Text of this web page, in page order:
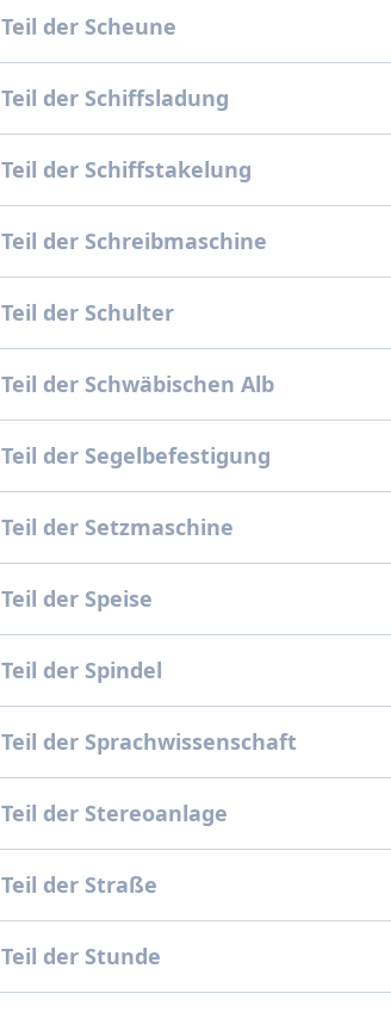
Teil der Scheune
Teil der Schiffsladung
Teil der Schiffstakelung
Teil der Schreibmaschine
Teil der Schulter
Teil der Schwäbischen Alb
Teil der Segelbefestigung
Teil der Setzmaschine
Teil der Speise
Teil der Spindel
Teil der Sprachwissenschaft
Teil der Stereoanlage
Teil der Straße
Teil der Stunde